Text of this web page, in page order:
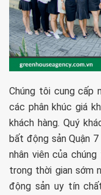
Chúng tôi cung cấp
các phân khúc giá
khách hàng. Quý
bất động sản Quận
nhân viên của
trong thời gian sớm
động sản uy tín